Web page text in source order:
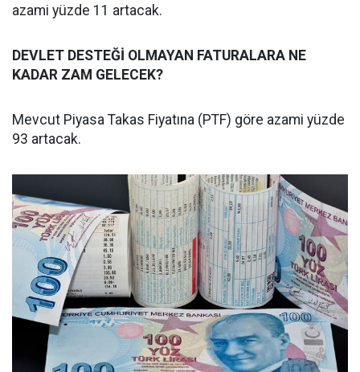
azami yüzde 11 artacak.
DEVLET DESTEĞİ OLMAYAN FATURALARA NE
KADAR ZAM GELECEK?
Mevcut Piyasa Takas Fiyatına (PTF) göre azami yüzde
93 artacak.